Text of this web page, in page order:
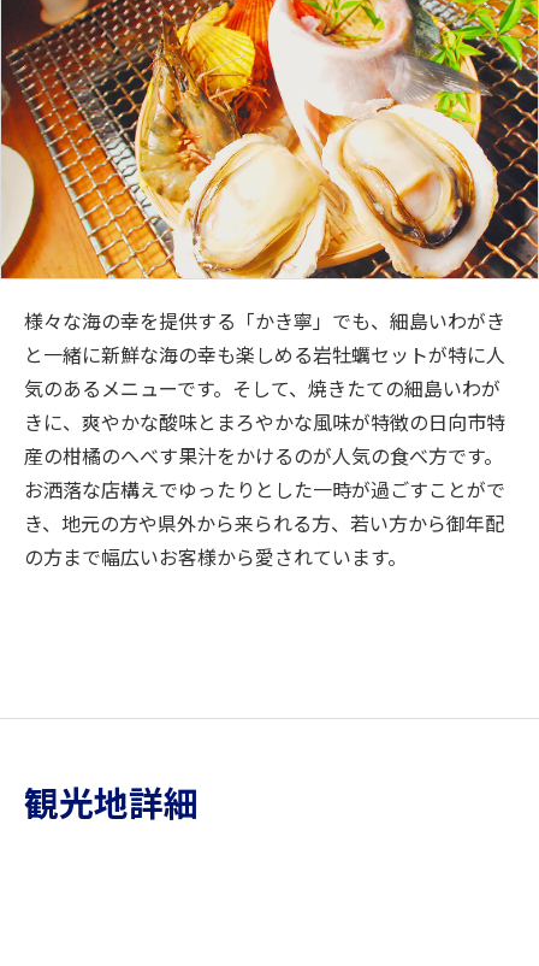
様々な海の幸を提供する「かき寧」でも、細島いわがき
と一緒に新鮮な海の幸も楽しめる岩牡蠣セットが特に人
気のあるメニューです。そして、焼きたての細島いわが
きに、爽やかな酸味とまろやかな風味が特徴の日向市特
産の柑橘のへべす果汁をかけるのが人気の食べ方です。
お洒落な店構えでゆったりとした一時が過ごすことがで
き、地元の方や県外から来られる方、若い方から御年配
の方まで幅広いお客様から愛されています。
観光地詳細